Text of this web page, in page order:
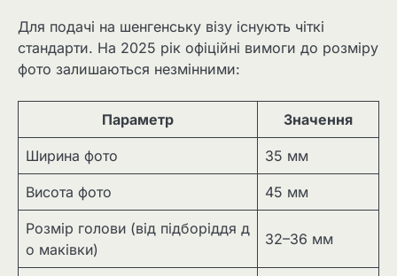
Для подачі на шенгенську візу існують чіткі
стандарти. На 2025 рік офіційні вимоги до розміру
фото залишаються незмінними:
Параметр Значення
Ширина фото 35 мм
Висота фото 45 мм
Розмір голови (від підборіддя д
о маківки)
32–36 мм